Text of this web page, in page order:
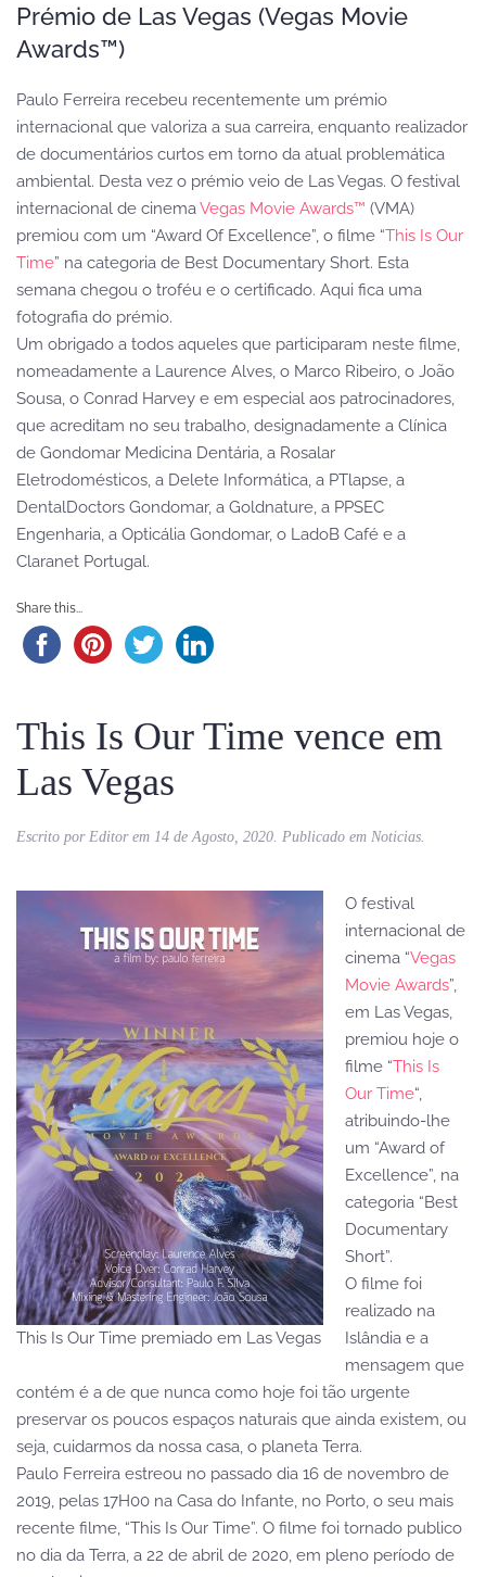
Prémio de Las Vegas (Vegas Movie
Awards™)
Paulo Ferreira recebeu recentemente um prémio
internacional que valoriza a sua carreira, enquanto realizador
de documentários curtos em torno da atual problemática
ambiental. Desta vez o prémio veio de Las Vegas. O festival
internacional de cinemaVegas Movie Awards™ (VMA)
premiou com um “Award Of Excellence”, o filme “This Is Our
Time” na categoria de Best Documentary Short. Esta
semana chegou o troféu e o certificado. Aqui fica uma
fotografia do prémio.
Um obrigado a todos aqueles que participaram neste filme,
nomeadamente a Laurence Alves, o Marco Ribeiro, o João
Sousa, o Conrad Harvey e em especial aos patrocinadores,
que acreditam no seu trabalho, designadamente a Clínica
de Gondomar Medicina Dentária, a Rosalar
Eletrodomésticos, a Delete Informática, a PTlapse, a
DentalDoctors Gondomar, a Goldnature, a PPSEC
Engenharia, a Opticália Gondomar, o LadoB Café e a
Claranet Portugal.
Share this...
This Is Our Time vence em
Las Vegas
Escrito por Editorem 14 de Agosto, 2020 . Publicado em Noticias
This Is Our Time premiado em Las Vegas
O festival
internacional de
cinema “Vegas
Movie Awards”,
em Las Vegas,
premiou hoje o
filme “This Is
Our Time“,
atribuindo-lhe
um “Award of
Excellence”, na
categoria “Best
Documentary
Short”.
O filme foi
realizado na
Islândia e a
mensagem que
contém é a de que nunca como hoje foi tão urgente
preservar os poucos espaços naturais que ainda existem, ou
seja, cuidarmos da nossa casa, o planeta Terra.
Paulo Ferreira estreou no passado dia 16 de novembro de
2019, pelas 17H00 na Casa do Infante, no Porto, o seu mais
recente filme, “This Is Our Time”. O filme foi tornado publico
no dia da Terra, a 22 de abril de 2020, em pleno período de